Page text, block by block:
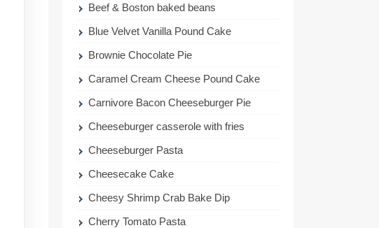
Beef & Boston baked beans
Blue Velvet Vanilla Pound Cake
Brownie Chocolate Pie
Caramel Cream Cheese Pound Cake
Carnivore Bacon Cheeseburger Pie
Cheeseburger casserole with fries
Cheeseburger Pasta
Cheesecake Cake
Cheesy Shrimp Crab Bake Dip
Cherry Tomato Pasta